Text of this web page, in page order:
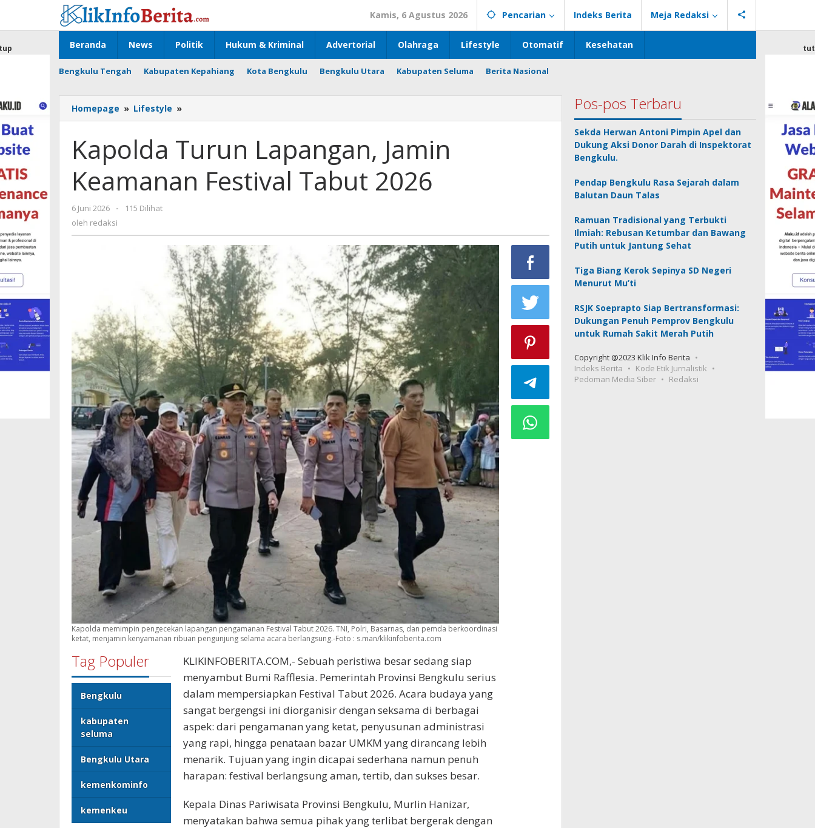
konten
Kamis, 6 Agustus 2026 Pencarian Indeks Berita Meja Redaksi
Beranda News Politik Hukum & Kriminal Advertorial Olahraga Lifestyle Otomatif Kesehatan
Bengkulu Tengah Kabupaten Kepahiang Kota Bengkulu Bengkulu Utara Kabupaten Seluma Berita Nasional
Homepage » Lifestyle »
Turun
Jamin
Keamanan
Festival
Tabut
Kapolda Turun Lapangan, Jamin
Keamanan Festival Tabut 2026
6 Juni 2026
oleh
redaksi
-
115 Dilihat
oleh redaksi
Kapolda memimpin pengecekan lapangan pengamanan Festival Tabut 2026. TNI, Polri, Basarnas, dan pemda berkoordinasi
ketat, menjamin kenyamanan ribuan pengunjung selama acara berlangsung.-Foto : s.man/klikinfoberita.com
Tag Populer
Bengkulu
kabupaten
seluma
Bengkulu Utara
kemenkominfo
kemenkeu
KLIKINFOBERITA.COM,- Sebuah peristiwa besar sedang siap
menyambut Bumi Rafflesia. Pemerintah Provinsi Bengkulu serius
dalam mempersiapkan Festival Tabut 2026. Acara budaya yang
sangat bergengsi ini diorganisir dengan seksama di berbagai
aspek: dari pengamanan yang ketat, penyusunan administrasi
yang rapi, hingga penataan bazar UMKM yang dirancang lebih
menarik. Tujuan yang ingin dicapai sederhana namun penuh
harapan: festival berlangsung aman, tertib, dan sukses besar.
Kepala Dinas Pariwisata Provinsi Bengkulu, Murlin Hanizar,
menyatakan bahwa semua pihak yang terlibat bergerak dengan
Pos-pos Terbaru
Sekda Herwan Antoni Pimpin Apel dan
Dukung Aksi Donor Darah di Inspektorat
Bengkulu.
Pendap Bengkulu Rasa Sejarah dalam
Balutan Daun Talas
Ramuan Tradisional yang Terbukti
Ilmiah: Rebusan Ketumbar dan Bawang
Putih untuk Jantung Sehat
Tiga Biang Kerok Sepinya SD Negeri
Menurut Mu’ti
RSJK Soeprapto Siap Bertransformasi:
Dukungan Penuh Pemprov Bengkulu
untuk Rumah Sakit Merah Putih
Copyright @2023 Klik Info Berita
Indeks Berita
Kode Etik Jurnalistik
Pedoman Media Siber
Redaksi